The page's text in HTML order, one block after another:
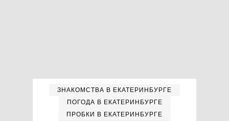
ЗНАКОМСТВА В ЕКАТЕРИНБУРГЕ
ПОГОДА В ЕКАТЕРИНБУРГЕ
ПРОБКИ В ЕКАТЕРИНБУРГЕ